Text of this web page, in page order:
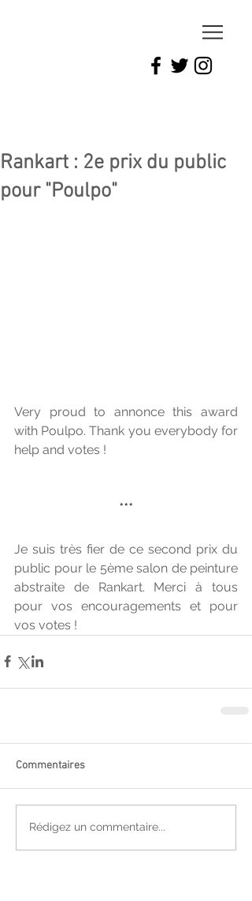
Rankart : 2e prix du public
pour "Poulpo"
Very proud to annonce this award
with Poulpo. Thank you everybody for
help and votes !
***
Je suis très fier de ce second prix du
public pour le 5ème salon de peinture
abstraite de Rankart. Merci à tous
pour vos encouragements et pour
vos votes !
Commentaires
Rédigez un commentaire...